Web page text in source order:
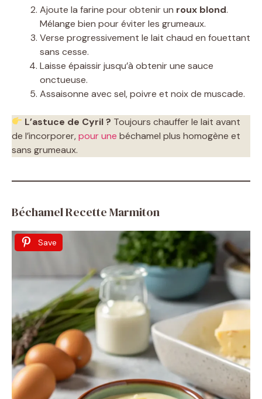
Ajoute la farine pour obtenir un roux blond.
Mélange bien pour éviter les grumeaux.
Verse progressivement le lait chaud en fouettant
sans cesse.
Laisse épaissir jusqu’à obtenir une sauce
onctueuse.
Assaisonne avec sel, poivre et noix de muscade.
L’astuce de Cyril ? Toujours chauffer le lait avant
de l’incorporer,pour une béchamel plus homogène et
sans grumeaux.
Béchamel Recette Marmiton
Save